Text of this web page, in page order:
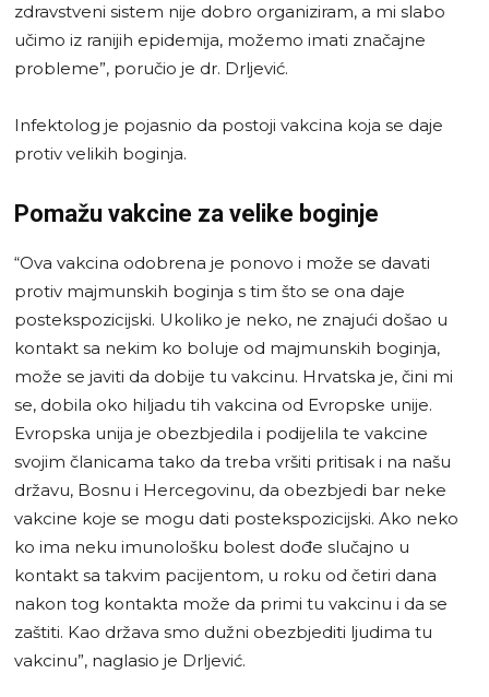
zdravstveni sistem nije dobro organiziram, a mi slabo
učimo iz ranijih epidemija, možemo imati značajne
probleme”, poručio je dr. Drljević.
Infektolog je pojasnio da postoji vakcina koja se daje
protiv velikih boginja.
Pomažu vakcine za velike boginje
“Ova vakcina odobrena je ponovo i može se davati
protiv majmunskih boginja s tim što se ona daje
postekspozicijski. Ukoliko je neko, ne znajući došao u
kontakt sa nekim ko boluje od majmunskih boginja,
može se javiti da dobije tu vakcinu. Hrvatska je, čini mi
se, dobila oko hiljadu tih vakcina od Evropske unije.
Evropska unija je obezbjedila i podijelila te vakcine
svojim članicama tako da treba vršiti pritisak i na našu
državu, Bosnu i Hercegovinu, da obezbjedi bar neke
vakcine koje se mogu dati postekspozicijski. Ako neko
ko ima neku imunološku bolest dođe slučajno u
kontakt sa takvim pacijentom, u roku od četiri dana
nakon tog kontakta može da primi tu vakcinu i da se
zaštiti. Kao država smo dužni obezbjediti ljudima tu
vakcinu”, naglasio je Drljević.